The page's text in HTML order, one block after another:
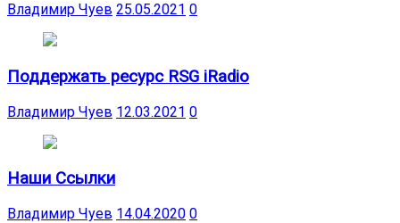
Владимир Чуев 25.05.2021 0
Поддержать ресурс RSG iRadio
Владимир Чуев 12.03.2021 0
Наши Ссылки
Владимир Чуев 14.04.2020 0